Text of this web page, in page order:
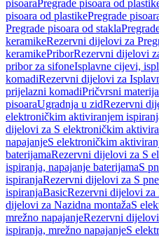
pisoaraPregrade pisoara od
pisoara od plastikePregrade
Pregrade pisoara od stakla
keramikeRezervni dijelovi za
keramikePriborRezervni dijelovi
pribor za sifoneIsplavne cijevi,
komadiRezervni dijelovi za
prijelazni komadiPričvrsni
pisoaraUgradnja u zidRezervni
elektroničkim aktiviranjem
dijelovi za S elektroničkim
napajanjeS elektroničkim
baterijamaRezervni dijelovi za S
ispiranja, napajanje baterijamaS
ispiranjaRezervni dijelovi za S
ispiranjaBasicRezervni dijelovi za
dijelovi za Nazidna montažaS
mrežno napajanjeRezervni
ispiranja, mrežno napajanjeS